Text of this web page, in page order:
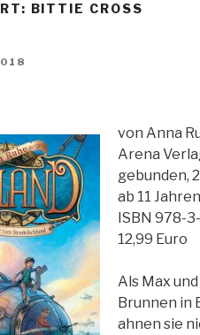
BITTIE CROSS
von Anna
Arena
gebunden,
ab 11 Jahren
ISBN 978-
12,99 Euro
Als Max
Brunnen in
ahnen sie